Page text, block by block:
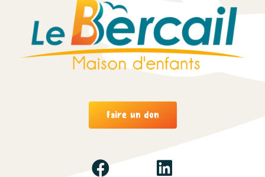
Faire un don